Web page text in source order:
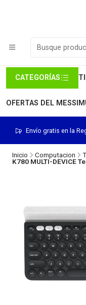
CATEGORÍAS
OFERTAS DEL MES
Envío gratis en la
Inicio Computacion
K780 MULTI-DEVICE